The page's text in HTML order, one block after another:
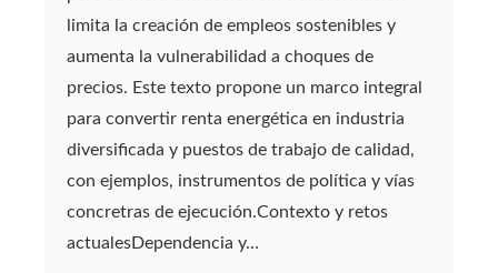
limita la creación de empleos sostenibles y
aumenta la vulnerabilidad a choques de
precios. Este texto propone un marco integral
para convertir renta energética en industria
diversificada y puestos de trabajo de calidad,
con ejemplos, instrumentos de política y vías
concretras de ejecución.Contexto y retos
actualesDependencia y…